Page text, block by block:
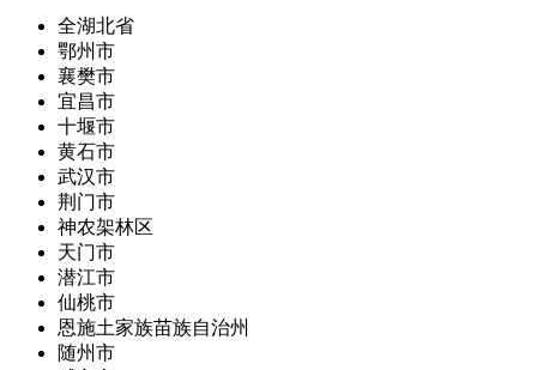
全湖北省
鄂州市
襄樊市
宜昌市
十堰市
黄石市
武汉市
荆门市
神农架林区
天门市
潜江市
仙桃市
恩施土家族苗族自治州
随州市